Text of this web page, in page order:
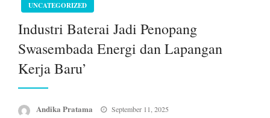
UNCATEGORIZED
Industri Baterai Jadi Penopang
Swasembada Energi dan Lapangan
Kerja Baru’
Andika Pratama
Posted
September 11, 2025